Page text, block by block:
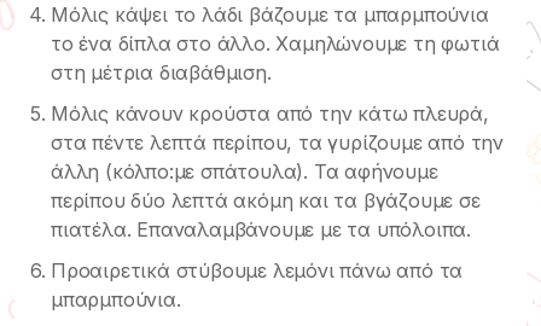
Μόλις κάψει το λάδι βάζουμε τα μπαρμπούνια
το ένα δίπλα στο άλλο. Χαμηλώνουμε τη φωτιά
στη μέτρια διαβάθμιση.
Μόλις κάνουν κρούστα από την κάτω πλευρά,
στα πέντε λεπτά περίπου, τα γυρίζουμε από την
άλλη (κόλπο:με σπάτουλα). Τα αφήνουμε
περίπου δύο λεπτά ακόμη και τα βγάζουμε σε
πιατέλα. Επαναλαμβάνουμε με τα υπόλοιπα.
Προαιρετικά στύβουμε λεμόνι πάνω από τα
μπαρμπούνια.